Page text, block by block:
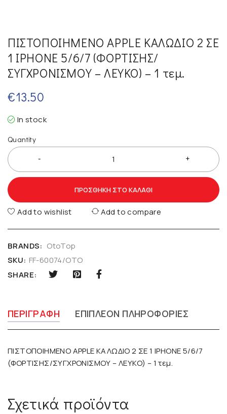
ΠΙΣΤΟΠΟΙΗΜΕΝΟ APPLE ΚΑΛΩΔΙΟ 2 ΣΕ
1 IPHONE 5/6/7 (ΦΟΡΤΙΣΗΣ/
ΣΥΓΧΡΟΝΙΣΜΟΥ – ΛΕΥΚΟ) – 1 τεμ.
€13.50
In stock
Quantity
ΠΡΟΣΘΉΚΗ ΣΤΟ ΚΑΛΆΘΙ
Add to wishlist Add to compare
BRANDS: OtoTop
SKU: FF-60074/OTO
SHARE:
ΠΕΡΙΓΡΑΦΉ ΕΠΙΠΛΈΟΝ ΠΛΗΡΟΦΟΡΊΕΣ
ΠΙΣΤΟΠΟΙΗΜΕΝΟ APPLE ΚΑΛΩΔΙΟ 2 ΣΕ 1 IPHONE 5/6/7
(ΦΟΡΤΙΣΗΣ/ΣΥΓΧΡΟΝΙΣΜΟΥ – ΛΕΥΚΟ) – 1 τεμ.
Σχετικά προϊόντα